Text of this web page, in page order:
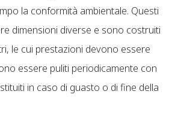
la conformità ambientale. Questi
dimensioni diverse e sono costruiti
le cui prestazioni devono essere
essere puliti periodicamente con
in caso di guasto o di fine della